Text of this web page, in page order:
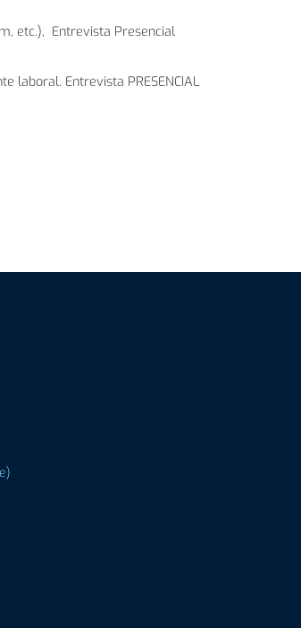
etc.), Entrevista Presencial
laboral. Entrevista PRESENCIAL